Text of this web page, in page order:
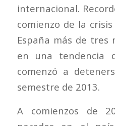
internacional.
comienzo de la
España más de tres
en una tendencia
comenzó a
semestre de 2013.
A comienzos de